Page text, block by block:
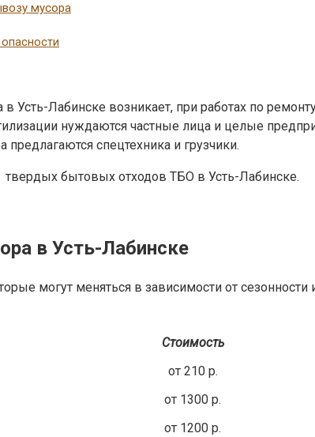
мусора
Усть-Лабинске возникает, при работах по
нуждаются частные лица и целые
спецтехника и грузчики.
бытовых отходов ТБО в Усть-Лабинске.
в Усть-Лабинске
могут меняться в зависимости от
Стоимость
от 210 р.
от 1300 р.
от 1200 р.